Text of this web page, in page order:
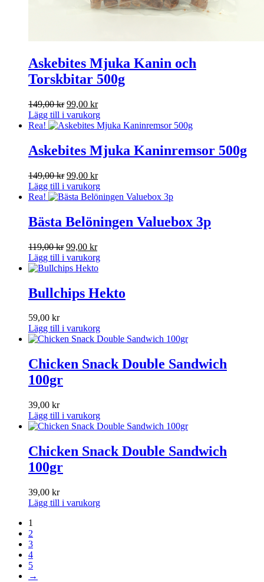
Askebites Mjuka Kanin och
Torskbitar 500g
149,00kr Det
ursprungliga
priset
149,00 kr.
99,00 krDet
nuvarande
priset
99,00 kr.
Lägg till i varukorg
Rea!
Askebites Mjuka Kaninremsor 500g
149,00kr Det
ursprungliga
priset
149,00 kr.
99,00 krDet
nuvarande
priset
99,00 kr.
Lägg till i varukorg
Rea!
Bästa Belöningen Valuebox 3p
119,00kr Det
ursprungliga
priset
119,00 kr.
99,00 krDet
nuvarande
priset
99,00 kr.
Lägg till i varukorg
Bullchips Hekto
59,00 kr
Lägg till i varukorg
Chicken Snack Double Sandwich
100gr
39,00 kr
Lägg till i varukorg
Chicken Snack Double Sandwich
100gr
39,00 kr
Lägg till i varukorg
1
2
3
4
5
→